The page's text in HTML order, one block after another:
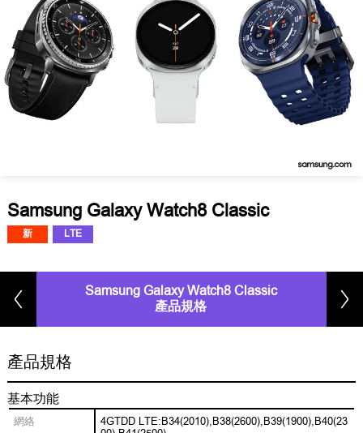
Samsung Galaxy Watch8 Classic
新 LTE
Samsung Galaxy Watch8 Classic
產品規格
產品規格
基本功能
網絡
4GTDD LTE:B34(2010),B38(2600),B39(1900),B40(23